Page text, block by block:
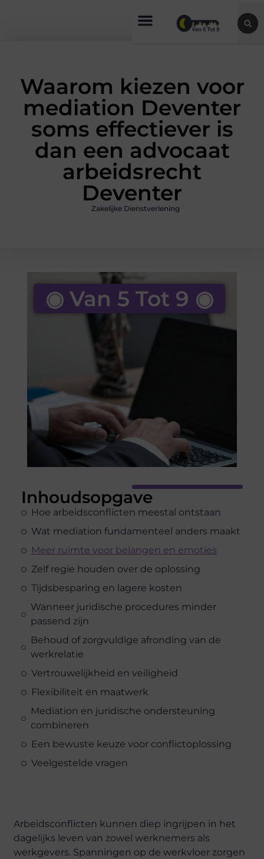
Waarom kiezen voor
mediation Deventer
soms effectiever is
dan een advocaat
arbeidsrecht
Deventer
Zakelijke Dienstverlening
Inhoudsopgave
Hoe arbeidsconflicten meestal ontstaan
Wat mediation fundamenteel anders maakt
Meer ruimte voor belangen en emoties
Zelf regie houden over de oplossing
Tijdsbesparing en lagere kosten
Wanneer juridische procedures minder
passend zijn
Behoud of zorgvuldige afronding van de
werkrelatie
Vertrouwelijkheid en veiligheid
Flexibiliteit en maatwerk
Mediation en juridische ondersteuning
combineren
Een bewuste keuze voor conflictoplossing
Veelgestelde vragen
◉ Van 5 Tot 9 ◉
Arbeidsconflicten kunnen diep ingrijpen in het
dagelijks leven van zowel werknemers als
werkgevers. Spanningen op de werkvloer zorgen